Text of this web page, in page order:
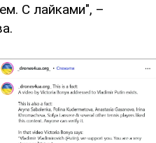
С лайками", –